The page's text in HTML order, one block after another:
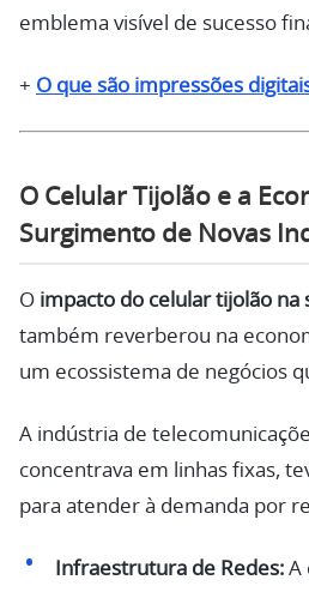
emblema visível de sucesso
+ O que são impressões
O Celular Tijolão e a
Surgimento de Novas
O impacto do celular tijolão na
também reverberou na
um ecossistema de negócios
A indústria de
concentrava em linhas fixas,
para atender à demanda por
Infraestrutura de Redes:A